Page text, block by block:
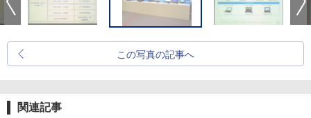
この写真の記事へ
関連記事